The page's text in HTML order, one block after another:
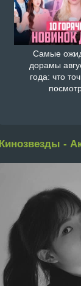
Самые
дорамы
года: что
Кинозвезды -